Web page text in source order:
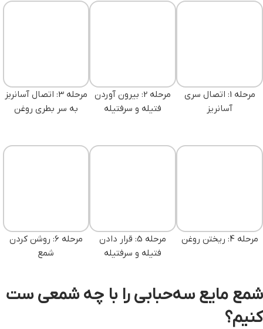
مرحله 1: اتصال سری
آسانریز
مرحله 2: بیرون آوردن
فتیله و سرفتیله
مرحله 3: اتصال آسانربز
به سر بطری روغن
مرحله 4: ریختن روغن
مرحله 5: قرار دادن
فتیله و سرفتیله
مرحله 6: روشن کردن
شمع
شمع مایع سه‌حبابی را با چه شمعی ست
کنیم؟